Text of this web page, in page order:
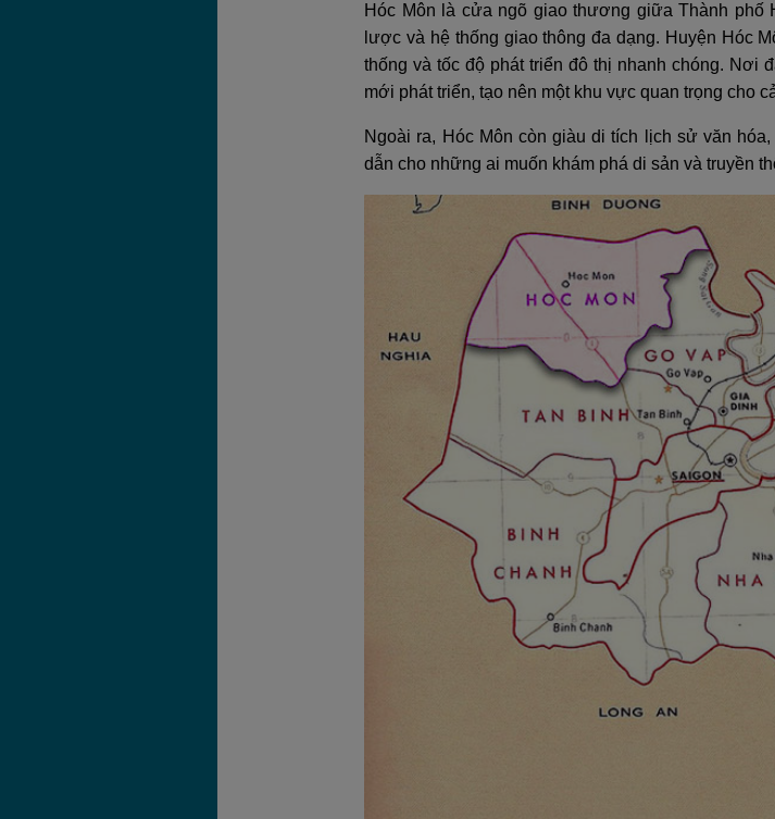
Hóc Môn là cửa ngõ giao thương giữa Thành
lược và hệ thống giao thông đa dạng. Huyện Hóc
thống và tốc độ phát triển đô thị nhanh chóng. Nơi
mới phát triển, tạo nên một khu vực quan trọng cho
Ngoài ra, Hóc Môn còn giàu di tích lịch sử văn
dẫn cho những ai muốn khám phá di sản và truyền